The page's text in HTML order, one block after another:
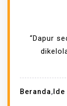
“Dapur
Beranda,